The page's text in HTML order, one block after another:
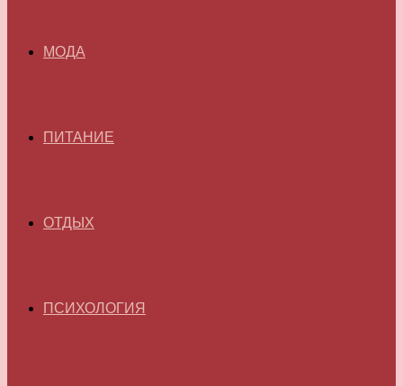
МОДА
ПИТАНИЕ
ОТДЫХ
ПСИХОЛОГИЯ